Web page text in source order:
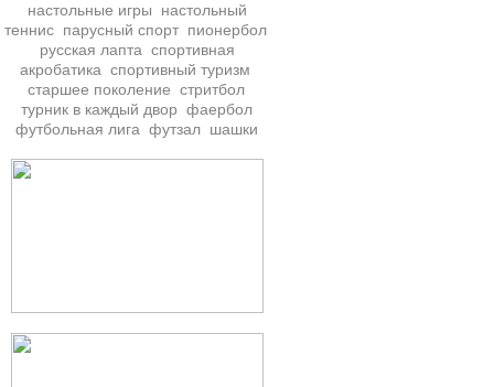
настольные игры
настольный
теннис парусный спорт пионербол
русская лапта спортивная
акробатика спортивный туризм
старшее поколение стритбол
турник в каждый двор фаербол
футбольная лига футзал шашки